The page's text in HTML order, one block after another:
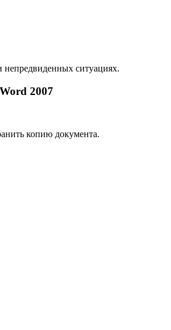
ситуациях.
2007
копию документа.